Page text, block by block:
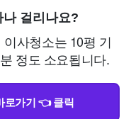
걸리나요?
사청소는 10평 기
정도 소요됩니다.
로가기 👈 클릭